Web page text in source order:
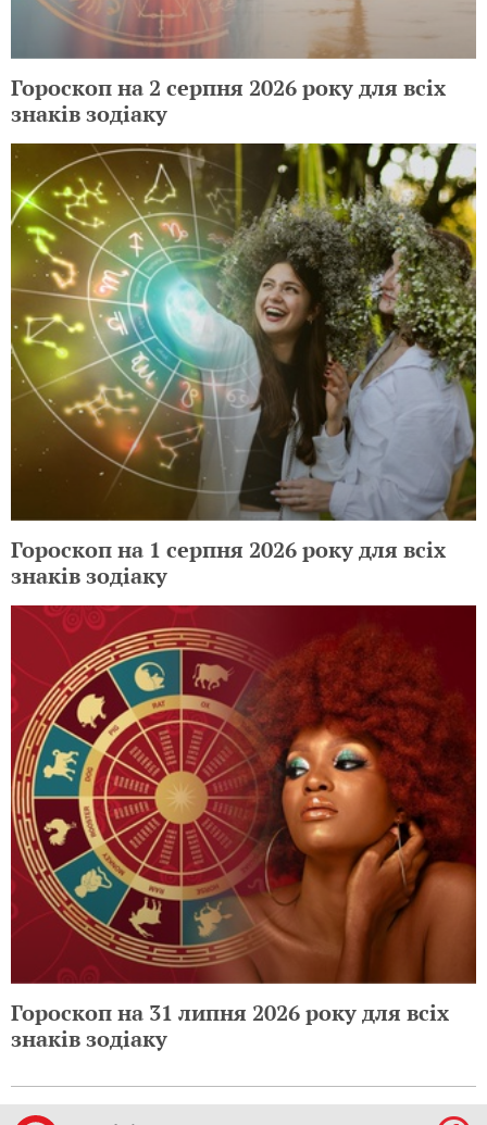
Гороскоп на 2 серпня 2026 року для всіх
знаків зодіаку
Гороскоп на 1 серпня 2026 року для всіх
знаків зодіаку
Гороскоп на 31 липня 2026 року для всіх
знаків зодіаку